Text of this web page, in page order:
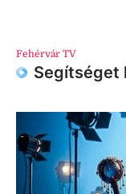
Fehérvár TV
Segítséget